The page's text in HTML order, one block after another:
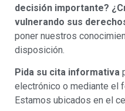
decisión importante?
vulnerando sus
poner nuestros
disposición.
Pida su cita informativa
electrónico o mediante el
Estamos ubicados en el